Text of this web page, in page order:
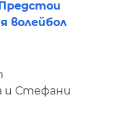
волейбол
и Стефани